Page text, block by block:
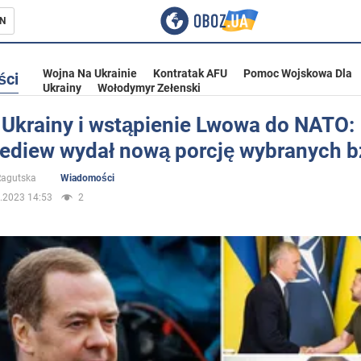
Ukrainie
Wojna Na Ukrainie Kontratak AFU
Pomoc Wojskowa Dla
Ukrainy
Wołodymyr Zełenski
i wstąpienie Lwowa do NATO:
wydał nową porcję wybranych
Wiadomości
14:53
2